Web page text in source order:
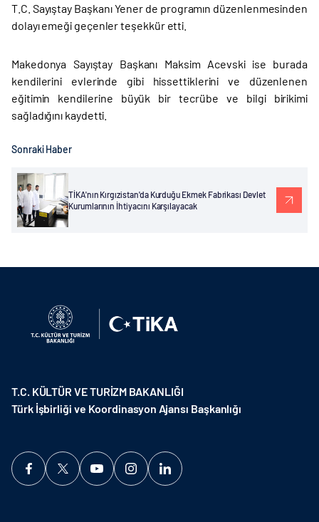
T.C. Sayıştay Başkanı Yener de programın düzenlenmesinden
dolayı emeği geçenler teşekkür etti.
Makedonya Sayıştay Başkanı Maksim Acevski ise burada
kendilerini evlerinde gibi hissettiklerini ve düzenlenen
eğitimin kendilerine büyük bir tecrübe ve bilgi birikimi
sağladığını kaydetti.
Sonraki Haber
TİKA'nın Kırgızistan'da Kurduğu Ekmek Fabrikası Devlet
Kurumlarının İhtiyacını Karşılayacak
T.C. KÜLTÜR VE TURİZM BAKANLIĞI
Türk İşbirliği ve Koordinasyon Ajansı Başkanlığı